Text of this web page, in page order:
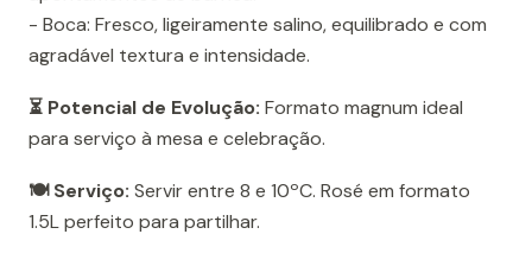
- Boca: Fresco, ligeiramente salino, equilibrado e com
agradável textura e intensidade.
⏳ Potencial de Evolução: Formato magnum ideal
para serviço à mesa e celebração.
🍽️ Serviço: Servir entre 8 e 10ºC. Rosé em formato
1.5L perfeito para partilhar.